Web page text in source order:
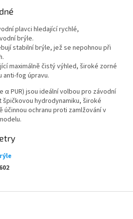
plavci hledající rychlé,
brýle.
stabilní brýle, jež se nepohnou při
maximálně čistý výhled, široké zorné
anti-fog úpravu.
α PUR) jsou ideální volbou pro závodní
hydrodynamiku, široké
účinnou ochranu proti zamlžování v
by chaterimo